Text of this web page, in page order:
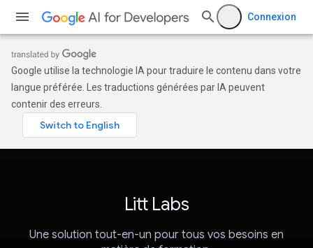
Connexion
Google utilise la technologie IA pour traduire le contenu dans votre
langue préférée. Les traductions générées par IA peuvent
contenir des erreurs.
Litt Labs
Une solution tout-en-un pour tous vos besoins en